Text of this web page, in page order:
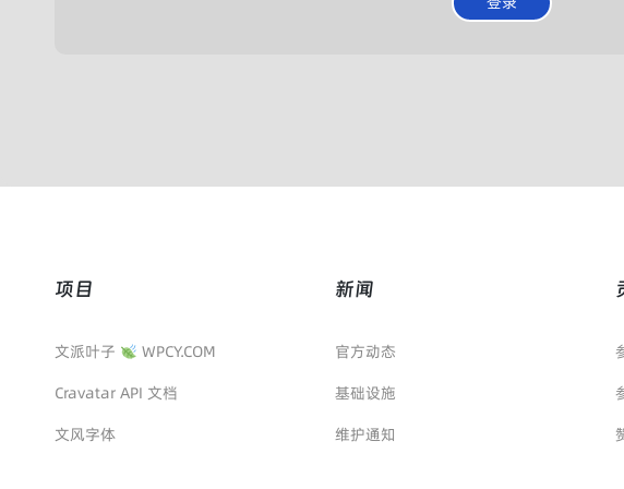
项目
文派叶子
WPCY.COM
Cravatar API 文档
文风字体
新闻
官方动态
基础设施
维护通知